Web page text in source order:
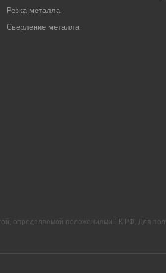
Резка металла
Сверление металла
определяемой положениями ГК РФ. Для